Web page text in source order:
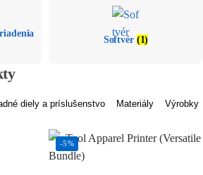
Softvér (1)
diely a príslušenstvo Materiály
Výrobky
-5%